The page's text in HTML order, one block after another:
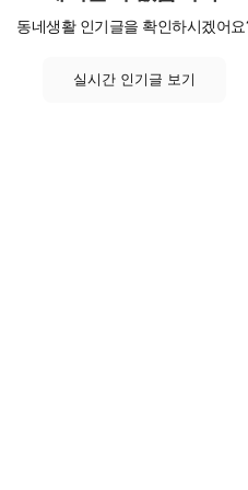
동네생활 인기글을 확인하시겠어요
실시간 인기글 보기